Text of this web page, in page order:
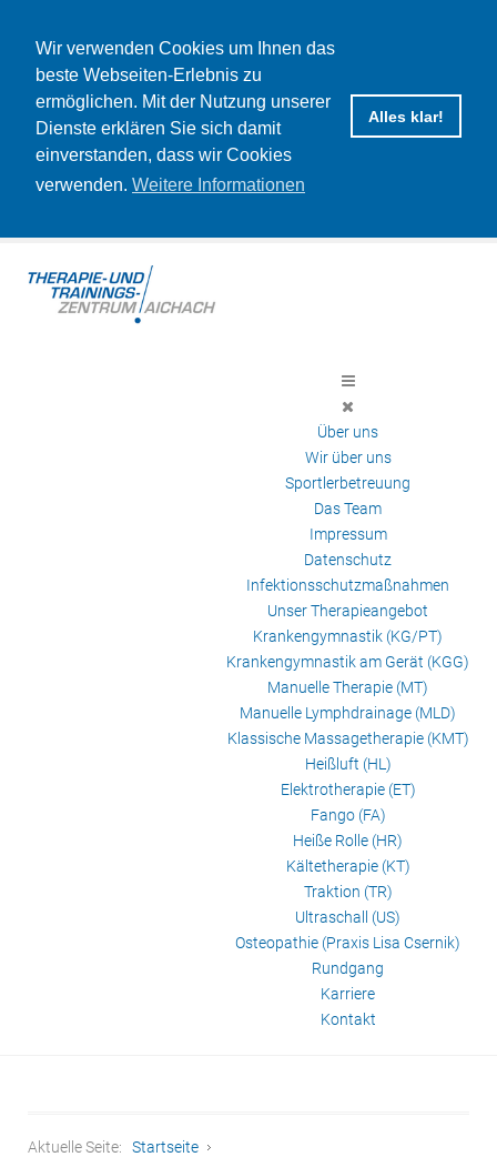
Wir verwenden Cookies um Ihnen das
beste Webseiten-Erlebnis zu
ermöglichen. Mit der Nutzung unserer
Dienste erklären Sie sich damit
einverstanden, dass wir Cookies
verwenden. Weitere Informationen
Alles klar!
Über uns
Wir über uns
Sportlerbetreuung
Das Team
Impressum
Datenschutz
Infektionsschutzmaßnahmen
Unser Therapieangebot
Krankengymnastik (KG/PT)
Krankengymnastik am Gerät (KGG)
Manuelle Therapie (MT)
Manuelle Lymphdrainage (MLD)
Klassische Massagetherapie (KMT)
Heißluft (HL)
Elektrotherapie (ET)
Fango (FA)
Heiße Rolle (HR)
Kältetherapie (KT)
Traktion (TR)
Ultraschall (US)
Osteopathie (Praxis Lisa Csernik)
Rundgang
Karriere
Kontakt
Aktuelle Seite:
Startseite